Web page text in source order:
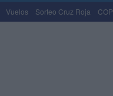
Vuelos Sorteo Cruz Roja